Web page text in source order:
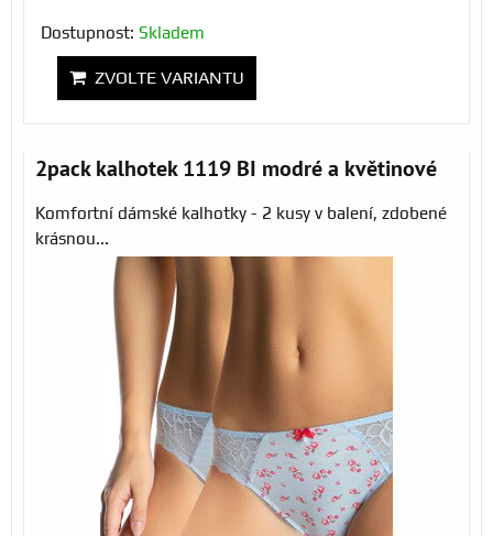
Dostupnost: Skladem
ZVOLTE VARIANTU
2pack kalhotek 1119 BI modré a květinové
Komfortní dámské kalhotky - 2 kusy v balení, zdobené
krásnou...